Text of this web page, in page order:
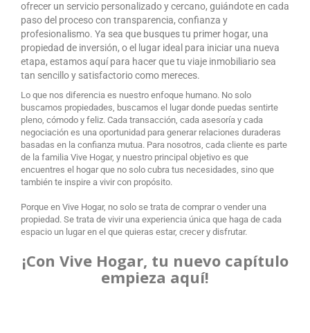
ofrecer un servicio personalizado y cercano, guiándote en cada
paso del proceso con transparencia, confianza y
profesionalismo. Ya sea que busques tu primer hogar, una
propiedad de inversión, o el lugar ideal para iniciar una nueva
etapa, estamos aquí para hacer que tu viaje inmobiliario sea
tan sencillo y satisfactorio como mereces.
Lo que nos diferencia es nuestro enfoque humano. No solo
buscamos propiedades, buscamos el lugar donde puedas sentirte
pleno, cómodo y feliz. Cada transacción, cada asesoría y cada
negociación es una oportunidad para generar relaciones duraderas
basadas en la confianza mutua. Para nosotros, cada cliente es parte
de la familia Vive Hogar, y nuestro principal objetivo es que
encuentres el hogar que no solo cubra tus necesidades, sino que
también te inspire a vivir con propósito.
Porque en Vive Hogar, no solo se trata de comprar o vender una
propiedad. Se trata de vivir una experiencia única que haga de cada
espacio un lugar en el que quieras estar, crecer y disfrutar.
¡Con Vive Hogar, tu nuevo capítulo
empieza aquí!